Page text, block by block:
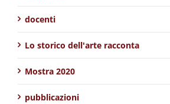
docenti
Lo storico dell'arte racconta
Mostra 2020
pubblicazioni